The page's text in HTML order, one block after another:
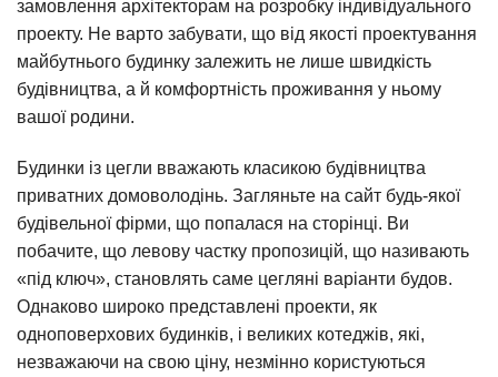
замовлення архітекторам на розробку індивідуального
проекту. Не варто забувати, що від якості проектування
майбутнього будинку залежить не лише швидкість
будівництва, а й комфортність проживання у ньому
вашої родини.
Будинки із цегли вважають класикою будівництва
приватних домоволодінь. Загляньте на сайт будь-якої
будівельної фірми, що попалася на сторінці. Ви
побачите, що левову частку пропозицій, що називають
«під ключ», становлять саме цегляні варіанти будов.
Однаково широко представлені проекти, як
одноповерхових будинків, і великих котеджів, які,
незважаючи на свою ціну, незмінно користуються